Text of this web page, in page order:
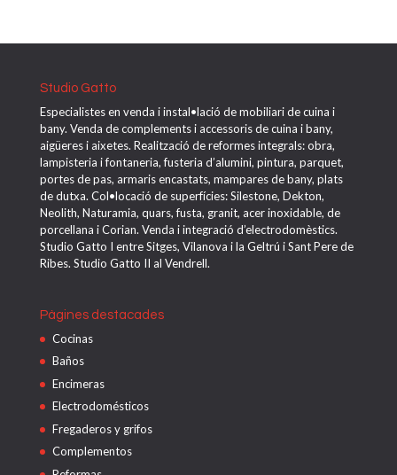
Studio Gatto
Especialistes en venda i instal•lació de mobiliari de cuina i
bany. Venda de complements i accessoris de cuina i bany,
aigüeres i aixetes. Realització de reformes integrals: obra,
lampisteria i fontaneria, fusteria d’alumini, pintura, parquet,
portes de pas, armaris encastats, mampares de bany, plats
de dutxa. Col•locació de superfícies: Silestone, Dekton,
Neolith, Naturamia, quars, fusta, granit, acer inoxidable, de
porcellana i Corian. Venda i integració d’electrodomèstics.
Studio Gatto I entre Sitges, Vilanova i la Geltrú i Sant Pere de
Ribes. Studio Gatto II al Vendrell.
Pàgines destacades
Cocinas
Baños
Encimeras
Electrodomésticos
Fregaderos y grifos
Complementos